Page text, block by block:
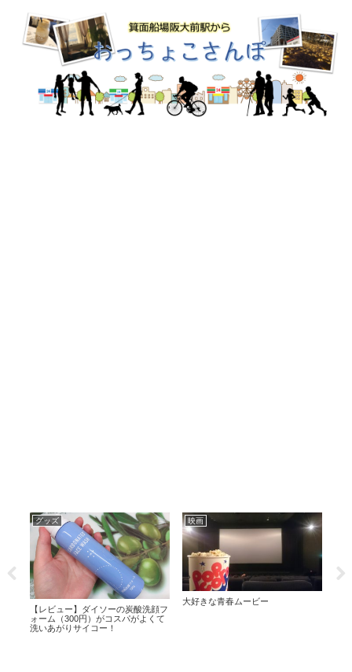
グッズ
【レビュー】ダイソーの炭酸洗顔フ
ォーム（300円）がコスパがよくて
洗いあがりサイコー！
映画
大好きな青春ムービー